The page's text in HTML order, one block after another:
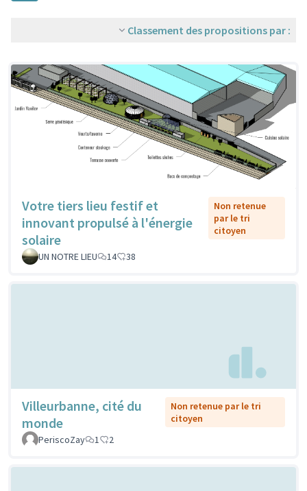
Classement des propositions par :
Votre tiers lieu festif et
innovant propulsé à l'énergie
solaire
Non retenue
par le tri
citoyen
UN NOTRE LIEU 14 38
Villeurbanne, cité du
monde
Non retenue par le tri
citoyen
PeriscoZay
1 2